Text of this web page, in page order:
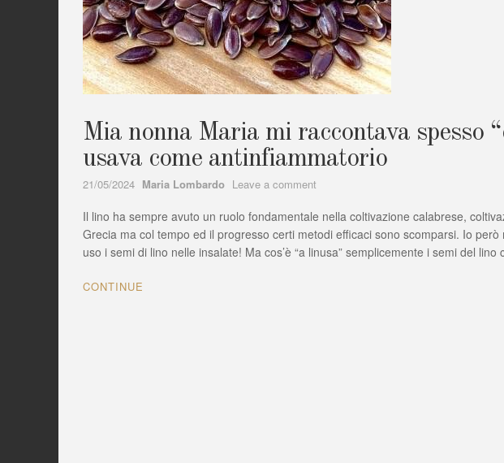
Mia nonna Maria mi raccontava spesso
usava come antinfiammatorio
21/05/2024 Author
Maria Lombardo Leave a comment
nonna
Maria
mi
Il lino ha sempre avuto un ruolo fondamentale nella coltivazione calabrese,
Grecia ma col tempo ed il progresso certi metodi efficaci sono scomparsi. Io
uso i semi di lino nelle insalate! Ma cos’è “a linusa” semplicemente i semi del
CONTINUE